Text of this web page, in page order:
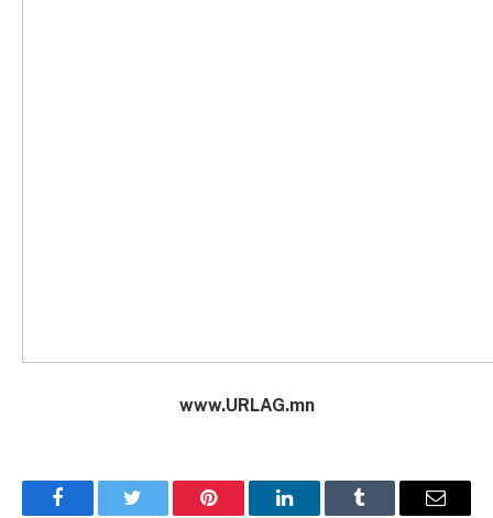
www.URLAG.mn
FacebookTwitter Pinterest LinkedInTumblr Имэйл